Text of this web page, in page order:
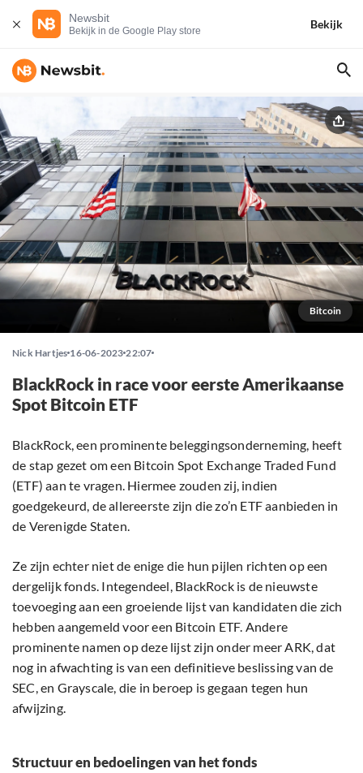
Newsbit
Bekijk in de Google Play store
Bekijk
Bitcoin
Nick Hartjes 16-06-2023 22:07
BlackRock in race voor eerste Amerikaanse
Spot Bitcoin ETF
BlackRock, een prominente beleggingsonderneming, heeft
de stap gezet om een Bitcoin Spot Exchange Traded Fund
(ETF) aan te vragen. Hiermee zouden zij, indien
goedgekeurd, de allereerste zijn die zo’n ETF aanbieden in
de Verenigde Staten.
Ze zijn echter niet de enige die hun pijlen richten op een
dergelijk fonds. Integendeel, BlackRock is de nieuwste
toevoeging aan een groeiende lijst van kandidaten die zich
hebben aangemeld voor een Bitcoin ETF. Andere
prominente namen op deze lijst zijn onder meer ARK, dat
nog in afwachting is van een definitieve beslissing van de
SEC, en Grayscale, die in beroep is gegaan tegen hun
afwijzing.
Structuur en bedoelingen van het fonds